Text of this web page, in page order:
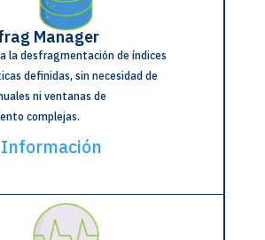
Manager
la desfragmentación de índices
definidas, sin necesidad de
ni ventanas de
complejas.